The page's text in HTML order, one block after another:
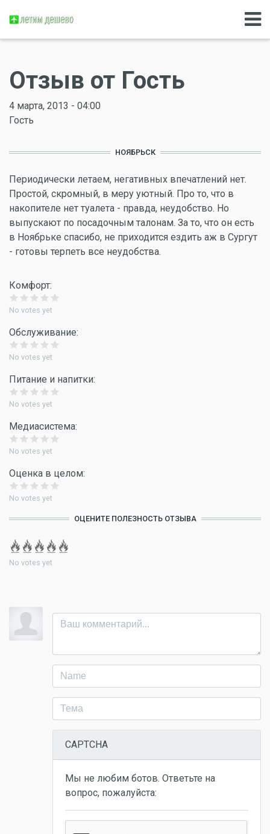
Отзыв от Гость
4 марта, 2013 - 04:00
Гость
НОЯБРЬСК
Периодически летаем, негативных впечатлений нет.
Простой, скромный, в меру уютный. Про то, что в
накопителе нет туалета - правда, неудобство. Но
выпускают по посадочным талонам. За то, что он есть
в Ноябрьке спасибо, не приходится ездить аж в Сургут
- готовы терпеть все неудобства.
Комфорт:
No votes yet
Обслуживание:
No votes yet
Питание и напитки:
No votes yet
Медиасистема:
No votes yet
Оценка в целом:
No votes yet
ОЦЕНИТЕ ПОЛЕЗНОСТЬ ОТЗЫВА
No votes yet
CAPTCHA
Мы не любим ботов. Ответьте на
вопрос, пожалуйста: